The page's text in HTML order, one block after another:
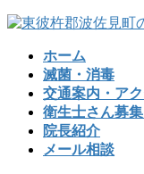
コ
ナ
ホーム
滅菌・消毒
交通案内・ア
衛生士さん募
院長紹介
メール相談